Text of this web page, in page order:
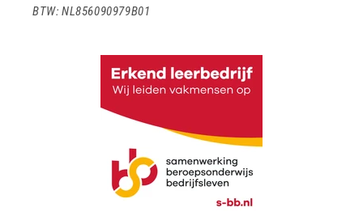
BTW: NL856090979B01